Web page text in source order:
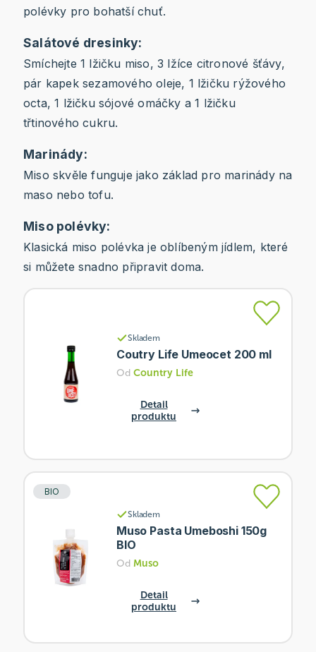
polévky pro bohatší chuť.
Salátové dresinky:
Smíchejte 1 lžičku miso, 3 lžíce citronové šťávy,
pár kapek sezamového oleje, 1 lžičku rýžového
octa, 1 lžičku sójové omáčky a 1 lžičku
třtinového cukru.
Marinády:
Miso skvěle funguje jako základ pro marinády na
maso nebo tofu.
Miso polévky:
Klasická miso polévka je oblíbeným jídlem, které
si můžete snadno připravit doma.
Skladem
Coutry Life Umeocet 200 ml
Od Country Life
Detail
produktu
BIO
Skladem
Muso Pasta Umeboshi 150g
BIO
Od Muso
Detail
produktu